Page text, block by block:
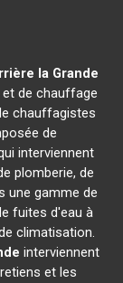
la Grande
de chauffage
chauffagistes
de
interviennent
plomberie, de
une gamme de
fuites d'eau à
climatisation.
interviennent
et les